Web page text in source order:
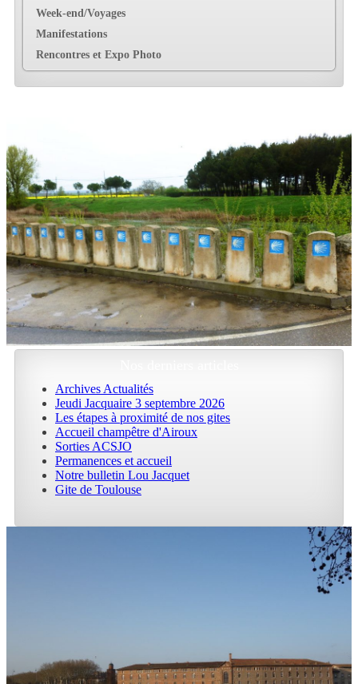
Week-end/Voyages
Manifestations
Rencontres et Expo Photo
Archives Actualités
Jeudi Jacquaire 3 septembre 2026
Les étapes à proximité de nos gites
Accueil champêtre d'Airoux
Sorties ACSJO
Permanences et accueil
Notre bulletin Lou Jacquet
Gite de Toulouse